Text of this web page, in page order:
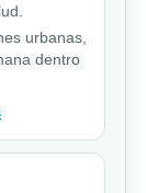
urbanas,
dentro